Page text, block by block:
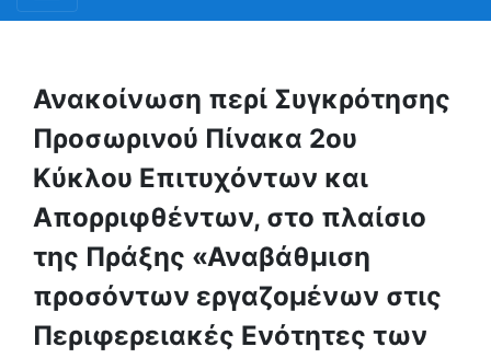
Ανακοίνωση περί Συγκρότησης
Προσωρινού Πίνακα 2ου
Κύκλου Επιτυχόντων και
Απορριφθέντων, στο πλαίσιο
της Πράξης «Αναβάθμιση
προσόντων εργαζομένων στις
Περιφερειακές Ενότητες των